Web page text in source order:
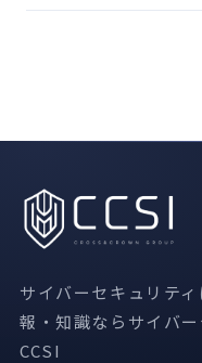
サイバーセキュリテ
報・知識ならサイバ
CCSI